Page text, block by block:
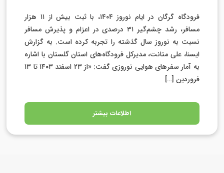
فرودگاه گرگان در ایام نوروز ۱۴۰۴، با ثبت بیش از ۱۱ هزار
مسافر، رشد چشم‌گیر ۳۱ درصدی در اعزام و پذیرش مسافر
نسبت به نوروز سال گذشته را تجربه کرده است. به گزارش
ایسنا، علی متانت، مدیرکل فرودگاه‌های استان گلستان با اشاره
به آمار سفرهای هوایی نوروزی گفت: «از ۲۳ اسفند ۱۴۰۳ تا ۱۳
فروردین […]
اطلاعات بیشتر